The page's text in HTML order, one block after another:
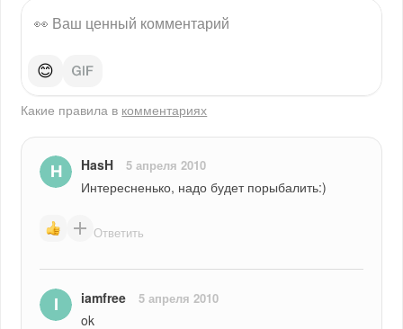
😊
Какие правила в комментариях
HasH 5 апреля 2010
Интересненько, надо будет порыбалить:)
Ответить
iamfree 5 апреля 2010
ok